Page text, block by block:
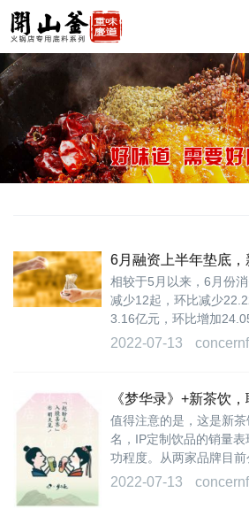
6月融资上半年垫底
相较于5月以来，6月份
减少12起，环比减少
3.16亿元，环比增加
有下滑，但融资金额略有
2022-07-13
《梦华录》+新茶饮
值得注意的是，这是新
名，IP定制饮品的销量
功程度。从两家品牌目前
特调产品上线首日即售出
2022-07-13